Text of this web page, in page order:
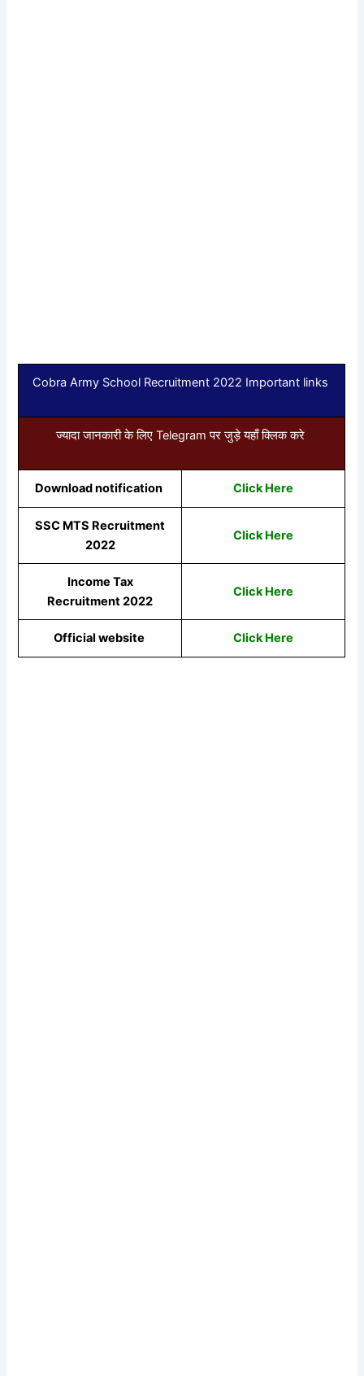
Cobra Army School Recruitment 2022 Important links
ज्यादा जानकारी के लिए Telegram पर जुड़े यहाँ क्लिक करे
Download notification Click Here
SSC MTS Recruitment
2022
Click Here
Income Tax
Recruitment 2022
Click Here
Official website Click Here